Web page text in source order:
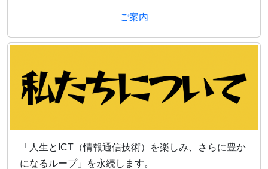
ご案内
「人生とICT（情報通信技術）を楽しみ、さらに豊か
になるループ」を永続します。